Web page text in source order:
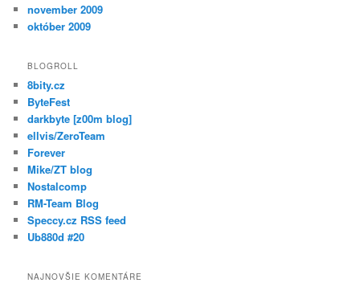
november 2009
október 2009
BLOGROLL
8bity.cz
ByteFest
darkbyte [z00m blog]
ellvis/ZeroTeam
Forever
Mike/ZT blog
Nostalcomp
RM-Team Blog
Speccy.cz RSS feed
Ub880d #20
NAJNOVŠIE KOMENTÁRE